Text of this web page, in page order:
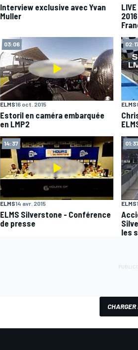
Interview exclusive avec Yvan
Muller
03:06
ELMS16 oct. 2015
Estoril en caméra embarquée
en LMP2
ELMS
14:37
ELMS14 avr. 2015
ELMS Silverstone - Conférence
de presse
ELMS
les